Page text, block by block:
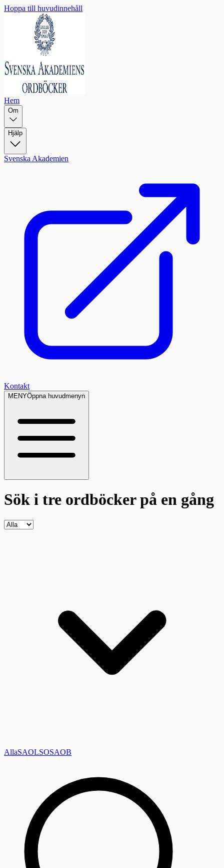
Hoppa till huvudinnehåll
Hem
Om
Hjälp
Svenska Akademien
Kontakt
MENYÖppna huvudmenyn
Sök i tre ordböckerpå en gång
AllaSAOLSOSAOB